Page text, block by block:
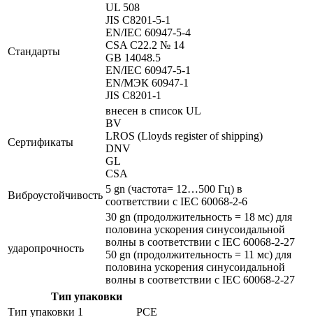
Стандарты
UL 508
JIS C8201-5-1
EN/IEC 60947-5-4
CSA C22.2 № 14
GB 14048.5
EN/IEC 60947-5-1
EN/МЭК 60947-1
JIS C8201-1
Сертификаты
внесен в список UL
BV
LROS (Lloyds register of shipping)
DNV
GL
CSA
Виброустойчивость
5 gn (частота= 12…500 Гц) в
соответствии с IEC 60068-2-6
ударопрочность
30 gn (продолжительность = 18 мс) для
половина ускорения синусоидальной
волны в соответствии с IEC 60068-2-27
50 gn (продолжительность = 11 мс) для
половина ускорения синусоидальной
волны в соответствии с IEC 60068-2-27
Тип упаковки
Тип упаковки 1
PCE